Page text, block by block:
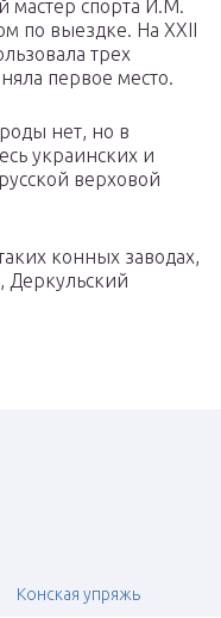
мастер спорта И.М.
по выездке. На XXII
трех
первое место.
нет, но в
украинских и
верховой
конных заводах,
Деркульский
Конская упряжь